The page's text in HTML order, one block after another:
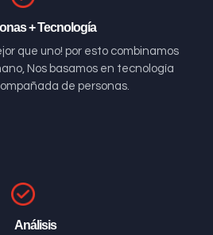
+ Tecnología
que uno! por esto combinamos
Nos basamos en tecnología
de personas.
Análisis